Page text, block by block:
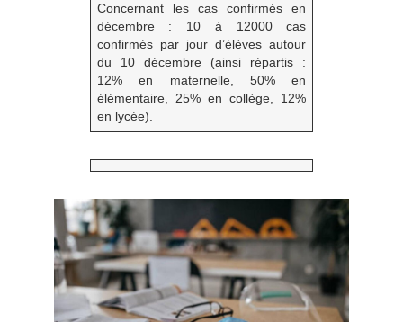
Concernant les cas confirmés en
décembre : 10 à 12000 cas
confirmés par jour d’élèves autour
du 10 décembre (ainsi répartis :
12% en maternelle, 50% en
élémentaire, 25% en collège, 12%
en lycée).